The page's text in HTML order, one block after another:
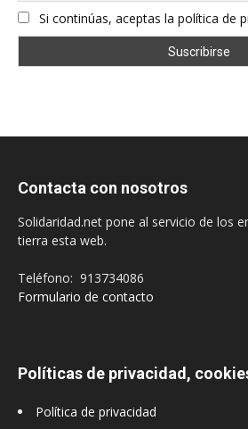
Si continúas, aceptas la política de
Contacta con nosotros
Solidaridad.net pone al servicio de los
tierra esta web.
Teléfono: 913734086
Formulario de contacto
Políticas de privacidad,
Política de privacidad